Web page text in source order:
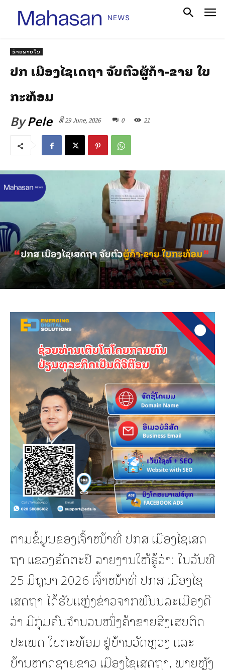
ຂ່າວພາຍໃນ
ປກສ ເມືອງໄຊເສດຖາ ຈັບຕົວຜູ້ຄ້າ-ຂາຍ ໃບ
ກະທ້ອມ
ByPele ທີ 29 June, 2026 0 21
ຕາມຂໍ້ມູນຂອງເຈົ້າໜ້າທີ່ ປກສ ເມືອງໄຊເສດ
ຖາ ແຂວງອັດຕະປື ລາຍງານໃຫ້ຮູ້ວ່າ: ໃນວັນທີ
25 ມິຖຸນາ 2026 ເຈົ້າໜ້າທີ່ ປກສ ເມືອງໄຊ
ເສດຖາ ໄດ້ຮັບແຫຼ່ງຂ່າວຈາກພົນນລະເມືອງດີ
ວ່າ ມີກຸ່ມຄົນຈຳນວນໜຶ່ງຄ້າຂາຍສິງເສບຕິດ
ປະເພດ ໃບກະທ້ອມ ຢູ່ບ້ານວັດຫຼວງ ແລະ
ບ້ານຫາດຊາຍຂາວ ເມືອງໄຊເສດຖາ, ພາຍຫຼັງ